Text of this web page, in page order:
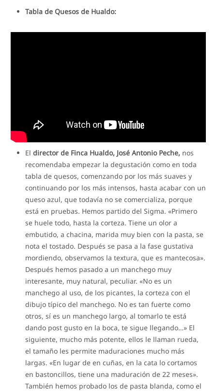
Tabla de Quesos de Hualdo:
Eldirector de Finca Hualdo, José Antonio Peche, nos
recomendaba empezar la degustación como en toda
tabla de quesos, comenzando por los más suaves y
continuando por los más intensos, hasta acabar con un
queso azul, que todavía no se comercializa, porque
está en pruebas. Hemos partido del Sigma. «Primero
se huele todo, hasta la corteza. Tiene un olor a
embutido, a chacina, marida muy bien con la pasta, se
nota el tostado. Después se pasa a la fase gustativa
mordiendo, observamos la textura, que es mantecosa».
Después hemos pasado a un manchego muy
interesante, muy natural, peculiar. «No es un
manchego al uso, de los picantes, la corteza con el
dibujo típico del manchego. No es tan fuerte como
otros, sí es un manchego largo, al tomarlo te está
dando post gusto en la boca, te sigue llegando…» El
siguiente, mucho más potente, ellos le llaman rueda,
el tamaño les permite maduraciones mucho más
largas. «En lugar de en cuñas, en la cata lo cortamos
en bastoncillos, tiene una maduración de 22 meses».
También hemos probado los de pasta blanda, como el